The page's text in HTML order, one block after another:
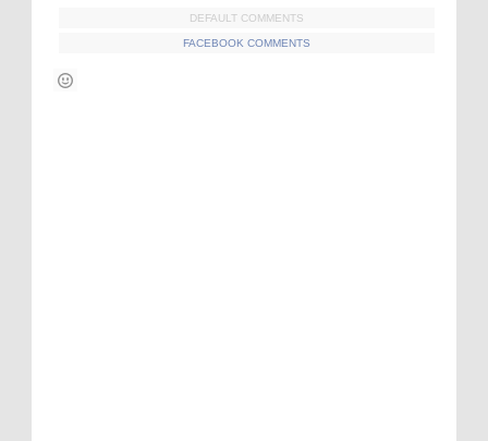
DEFAULT COMMENTS
FACEBOOK COMMENTS